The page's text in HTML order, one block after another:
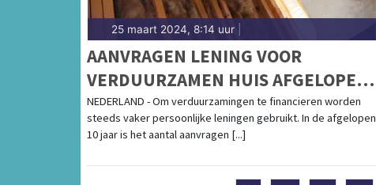
25 maart 2024, 8:14 uur
AANVRAGEN LENING VOOR
VERDUURZAMEN HUIS AFGELOPEN
10 JAAR VERACHTVOUDIGD
NEDERLAND - Om verduurzamingen te financieren worden
steeds vaker persoonlijke leningen gebruikt. In de afgelopen
10 jaar is het aantal aanvragen [...]